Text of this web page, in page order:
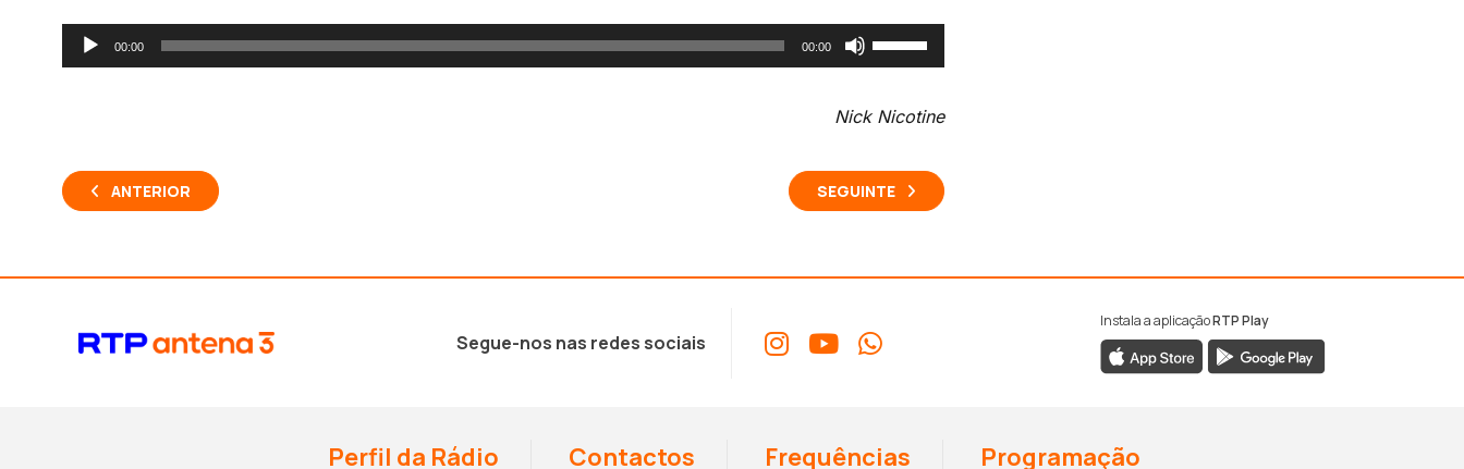
Reprodutor
de
00:00 00:00
Use
as
para
aumentar
volume.
Nick Nicotine
ANTERIOR SEGUINTE
Segue-nos nas redes sociais
Instala a aplicaçãoRTP Play
Perfil da Rádio Contactos Frequências Programação